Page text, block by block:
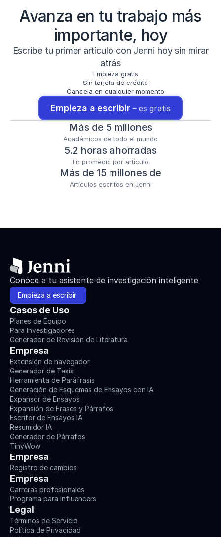
Avanza en tu trabajo más
importante, hoy
Escribe tu primer artículo con Jenni hoy sin mirar
atrás
Empieza gratis
Sin tarjeta de crédito
Cancela en cualquier momento
Empieza a escribir – es gratis
Más de 5 millones
Académicos de todo el mundo
5.2 horas ahorradas
En promedio por artículo
Más de 15 millones de
Artículos escritos en Jenni
Conoce a tu asistente de investigación inteligente
Empieza a escribir
Casos de Uso
Planes de Equipo
Para Investigadores
Generador de Revisión de Literatura
Empresa
Extensión de navegador
Generador de Tesis
Herramienta de Paráfrasis
Generación de Esquemas de Ensayos con IA
Expansor de Ensayos
Expansión de Frases y Párrafos
Escritor de Ensayos IA
Resumidor IA
Generador de Párrafos
TinyWow
Empresa
Registro de cambios
Empresa
Carreras profesionales
Programa para influencers
Legal
Términos de Servicio
Política de Privacidad